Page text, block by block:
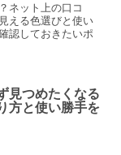
ネット上の口コ
える色選びと使い
認しておきたいポ
見つめたくなる
方と使い勝手を